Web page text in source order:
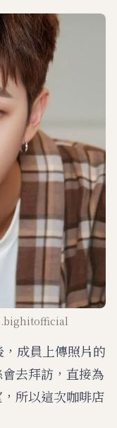
成員上傳照片的
去拜訪，直接為
所以這次咖啡店